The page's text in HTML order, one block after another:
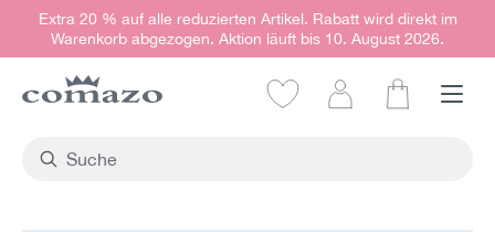
springen
Extra 20 % auf alle reduzierten Artikel. Rabatt wird direkt im
Warenkorb abgezogen. Aktion läuft bis 10. August 2026.